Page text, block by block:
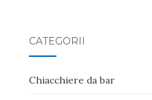
CATEGORII
Chiacchiere da bar